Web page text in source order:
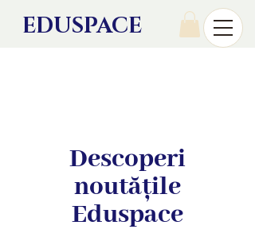
EDUSPACE
Descoperi
noutățile
Eduspace